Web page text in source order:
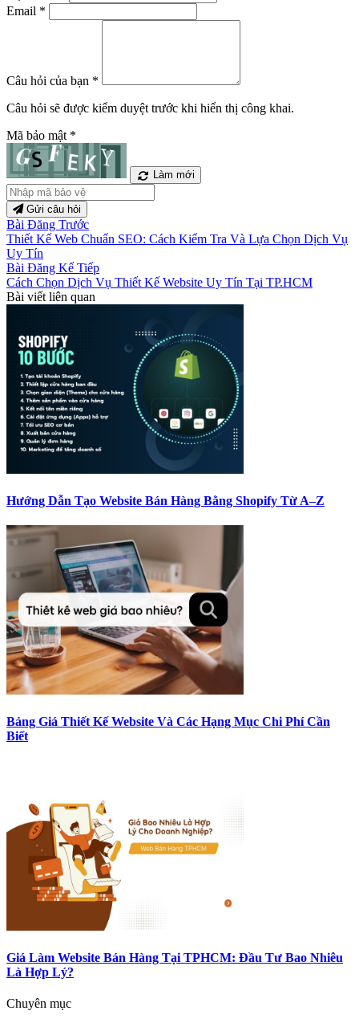
Email *
Câu hỏi của bạn *
Câu hỏi sẽ được kiểm duyệt trước khi hiển thị công khai.
Mã bảo mật *
Làm mới
Gửi câu hỏi
Bài Đăng Trước
Thiết Kế Web Chuẩn SEO: Cách Kiểm Tra Và Lựa Chọn Dịch Vụ
Uy Tín
Bài Đăng Kế Tiếp
Cách Chọn Dịch Vụ Thiết Kế Website Uy Tín Tại TP.HCM
Bài viết liên quan
Hướng Dẫn Tạo Website Bán Hàng Bằng Shopify Từ A–Z
Bảng Giá Thiết Kế Website Và Các Hạng Mục Chi Phí Cần
Biết
Giá Làm Website Bán Hàng Tại TPHCM: Đầu Tư Bao Nhiêu
Là Hợp Lý?
Chuyên mục